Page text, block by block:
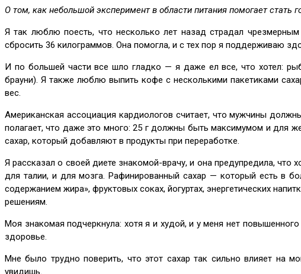
О том, как небольшой эксперимент в области питания помогает стать
Я так люблю поесть, что несколько лет назад страдал
сбросить 36 килограммов. Она помогла, и с тех пор я поддерживаю
И по большей части все шло гладко — я даже ел все, что хотел:
брауни). Я также люблю выпить кофе с несколькими пакетиками
вес.
Американская ассоциация кардиологов считает, что мужчины
полагает, что даже это много: 25 г должны быть максимумом и для
сахар, который добавляют в продукты при переработке.
Я рассказал о своей диете знакомой-врачу, и она предупредила,
для талии, и для мозга. Рафинированный сахар — который есть в
содержанием жира», фруктовых соках, йогуртах, энергетических
решениям.
Моя знакомая подчеркнула: хотя я и худой, и у меня нет
здоровье.
Мне было трудно поверить, что этот сахар так сильно влияет на
увидишь.